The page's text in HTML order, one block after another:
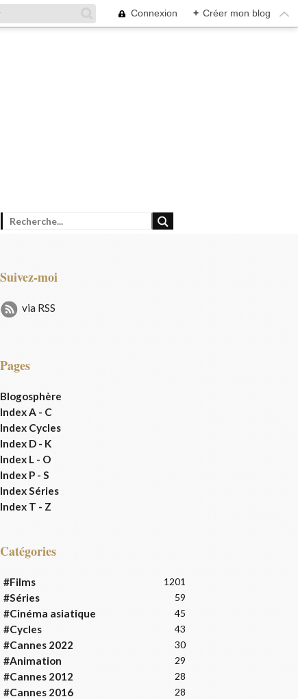
Connexion + Créer mon blog
Suivez-moi
via RSS
Pages
Blogosphère
Index A - C
Index Cycles
Index D - K
Index L - O
Index P - S
Index Séries
Index T - Z
Catégories
#Films 1201
#Séries 59
#Cinéma asiatique 45
#Cycles 43
#Cannes 2022 30
#Animation 29
#Cannes 2012 28
#Cannes 2016 28